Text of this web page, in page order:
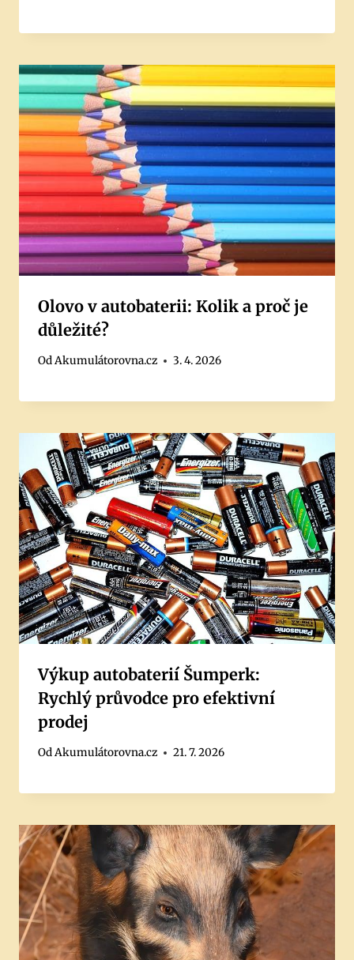
Olovo v autobaterii: Kolik a proč je
důležité?
OdAkumulátorovna.cz 3. 4. 2026
Výkup autobaterií Šumperk:
Rychlý průvodce pro efektivní
prodej
OdAkumulátorovna.cz 21. 7. 2026